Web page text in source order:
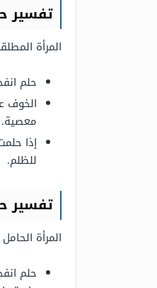
تفسير
المرأة
حلم
الخوف
معصية.
إذا
للظلم.
تفسير
المرأة
حلم